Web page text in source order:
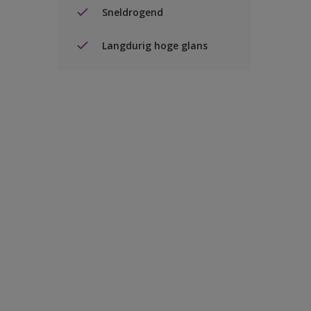
Sneldrogend
Langdurig hoge glans